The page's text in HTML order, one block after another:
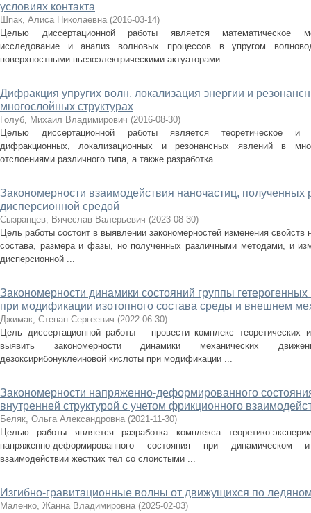
условиях контакта
Шпак, Алиса Николаевна (2016-03-14)
Целью диссертационной работы является математическое
исследование и анализ волновых процессов в упругом
поверхностными пьезоэлектрическими актуаторами ...
Дифракция упругих волн, локализация энергии и
многослойных структурах
Голуб, Михаил Владимирович (2016-08-30)
Целью диссертационной работы является теоретическое и
дифракционных, локализационных и резонансных явлений в
отслоениями различного типа, а также разработка ...
Закономерности взаимодействия наночастиц,
дисперсионной средой
Сызранцев, Вячеслав Валерьевич (2023-08-30)
Цель работы состоит в выявлении закономерностей изменения свойств
состава, размера и фазы, но полученных различными методами, и
дисперсионной ...
Закономерности динамики состояний группы
при модификации изотопного состава среды и внешнем
Джимак, Степан Сергеевич (2022-06-30)
Цель диссертационной работы – провести комплекс теоретических
выявить закономерности динамики механических
дезоксирибонуклеиновой кислоты при модификации ...
Закономерности напряженно-деформированного
внутренней структурой с учетом фрикционного
Беляк, Ольга Александровна (2021-11-30)
Целью работы является разработка комплекса теоретико-
напряженно-деформированного состояния при динамическом
взаимодействии жестких тел со слоистыми ...
Изгибно-гравитационные волны от движущихся по
Маленко, Жанна Владимировна (2025-02-03)